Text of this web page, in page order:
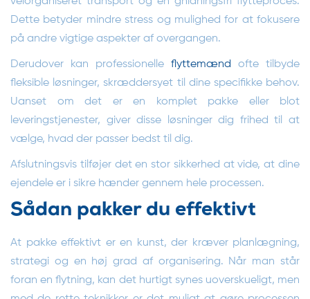
Dette betyder mindre stress og mulighed for at fokusere
på andre vigtige aspekter af overgangen.
Derudover kan professionelle flyttemænd
ofte tilbyde
fleksible løsninger, skræddersyet til dine specifikke behov.
Uanset om det er en komplet pakke eller blot
leveringstjenester, giver disse løsninger dig frihed til at
vælge, hvad der passer bedst til dig.
Afslutningsvis tilføjer det en stor sikkerhed at vide, at dine
ejendele er i sikre hænder gennem hele processen.
Sådan pakker du effektivt
At pakke effektivt er en kunst, der kræver planlægning,
strategi og en høj grad af organisering. Når man står
foran en flytning, kan det hurtigt synes uoverskueligt, men